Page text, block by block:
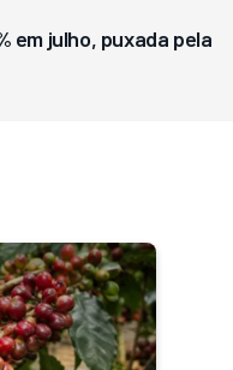
em julho, puxada pela